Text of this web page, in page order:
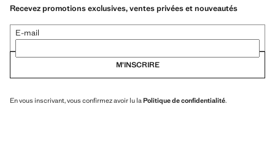
Recevez promotions exclusives, ventes privées et nouveautés
E-mail
M’INSCRIRE
En vous inscrivant, vous confirmez avoir lu la Politique de confidentialité.